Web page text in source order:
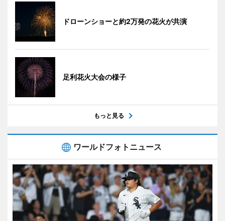
ドローンショーと約2万発の花火が共演
足利花火大会の様子
もっと見る
ワールドフォトニュース